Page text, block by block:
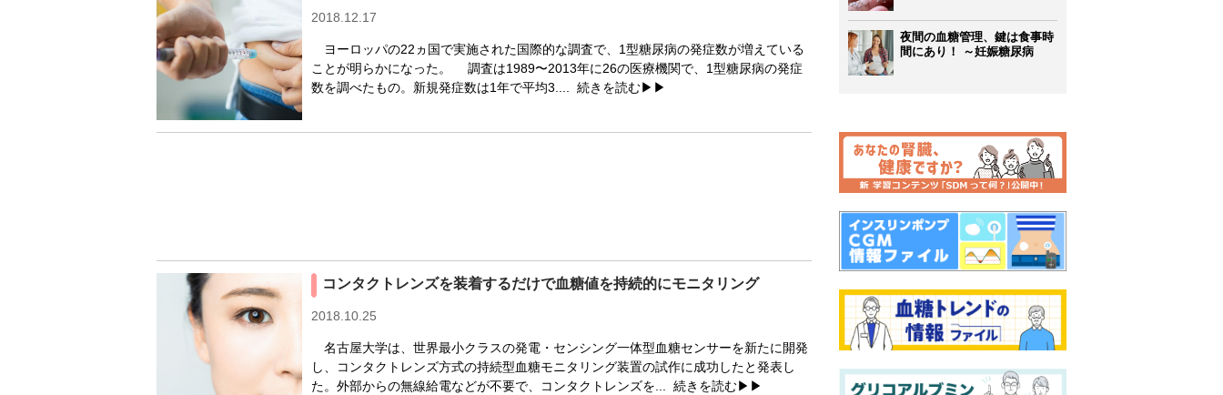
2018.12.17
ヨーロッパの22ヵ国で実施された国際的な調査で、1型糖尿病の発症数が増えている
ことが明らかになった。 調査は1989〜2013年に26の医療機関で、1型糖尿病の発症
数を調べたもの。新規発症数は1年で平均3.... 続きを読む▶▶
コンタクトレンズを装着するだけで血糖値を持続的にモニタリング
2018.10.25
名古屋大学は、世界最小クラスの発電・センシング一体型血糖センサーを新たに開発
し、コンタクトレンズ方式の持続型血糖モニタリング装置の試作に成功したと発表し
た。外部からの無線給電などが不要で、コンタクトレンズを... 続きを読む▶▶
夜間の血糖管理、鍵は食事時
間にあり！ ～妊娠糖尿病